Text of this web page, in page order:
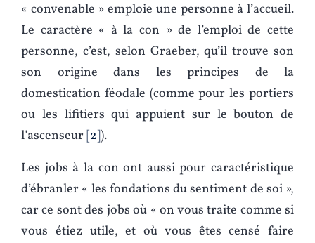
« convenable » emploie une personne à l’accueil.
Le caractère « à la con » de l’emploi de cette
personne, c’est, selon Graeber, qu’il trouve son
son origine dans les principes de la
domestication féodale (comme pour les portiers
ou les lifitiers qui appuient sur le bouton de
l’ascenseur 2 ).
Les jobs à la con ont aussi pour caractéristique
d’ébranler « les fondations du sentiment de soi »,
car ce sont des jobs où « on vous traite comme si
vous étiez utile, et où vous êtes censé faire